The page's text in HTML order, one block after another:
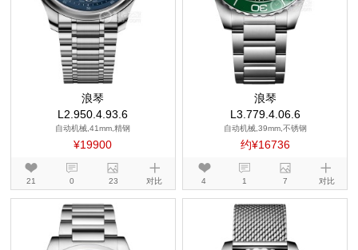
浪琴
L2.950.4.93.6
自动机械,41mm,精钢
¥19900
21 0 23 对比
浪琴
L3.779.4.06.6
自动机械,39mm,不锈钢
约¥16736
4 1 7 对比